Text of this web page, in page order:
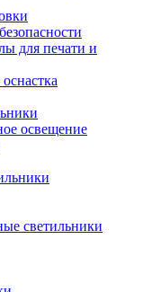
для печати и
освещение
светильники